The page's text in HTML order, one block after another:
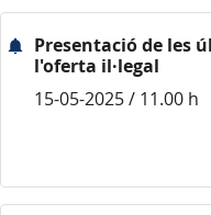
Presentació de les
l'oferta il·legal
15-05-2025 / 11.00 h